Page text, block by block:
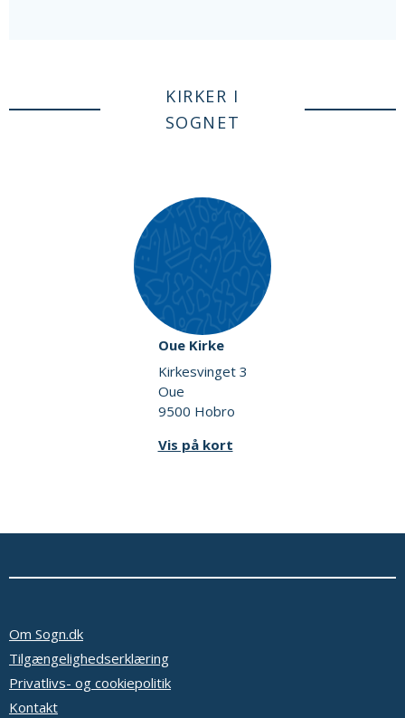
KIRKER I
SOGNET
Oue Kirke
Kirkesvinget 3
Oue
9500 Hobro
Vis på kort
Om Sogn.dk
Tilgængelighedserklæring
Privatlivs- og cookiepolitik
Kontakt